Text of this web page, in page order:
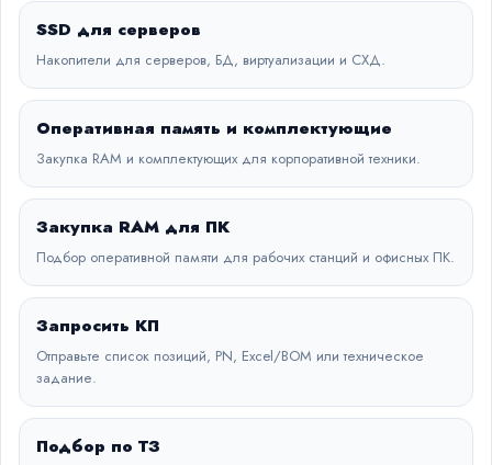
SSD для серверов
Накопители для серверов, БД, виртуализации и СХД.
Оперативная память и комплектующие
Закупка RAM и комплектующих для корпоративной техники.
Закупка RAM для ПК
Подбор оперативной памяти для рабочих станций и офисных ПК.
Запросить КП
Отправьте список позиций, PN, Excel/BOM или техническое
задание.
Подбор по ТЗ